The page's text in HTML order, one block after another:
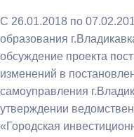
С 26.01.2018 по
образования
обсуждение проекта
изменений в
самоуправления
утверждении
«Городская